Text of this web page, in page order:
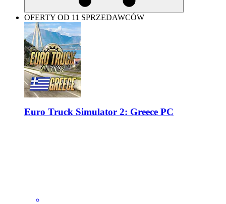
OFERTY OD 11 SPRZEDAWCÓW
Euro Truck Simulator 2: Greece PC